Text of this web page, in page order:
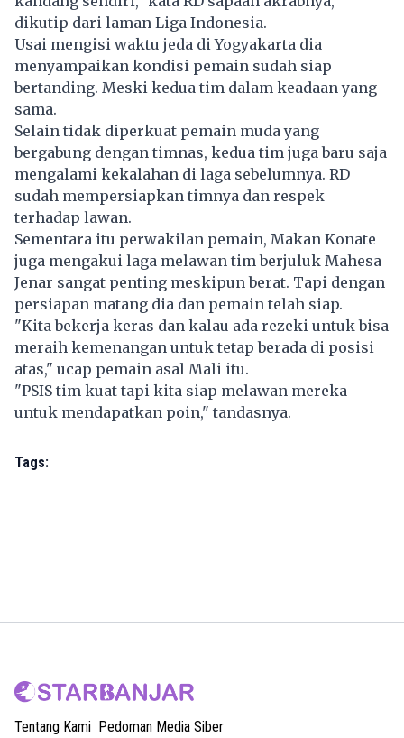
dikutip dari laman Liga Indonesia.
Usai mengisi waktu jeda di Yogyakarta dia
menyampaikan kondisi pemain sudah siap
bertanding. Meski kedua tim dalam keadaan yang
sama.
Selain tidak diperkuat pemain muda yang
bergabung dengan timnas, kedua tim juga baru saja
mengalami kekalahan di laga sebelumnya. RD
sudah mempersiapkan timnya dan respek
terhadap lawan.
Sementara itu perwakilan pemain, Makan Konate
juga mengakui laga melawan tim berjuluk Mahesa
Jenar sangat penting meskipun berat. Tapi dengan
persiapan matang dia dan pemain telah siap.
"Kita bekerja keras dan kalau ada rezeki untuk bisa
meraih kemenangan untuk tetap berada di posisi
atas," ucap pemain asal Mali itu.
"PSIS tim kuat tapi kita siap melawan mereka
untuk mendapatkan poin," tandasnya.
Tags:
Tentang Kami Pedoman Media Siber